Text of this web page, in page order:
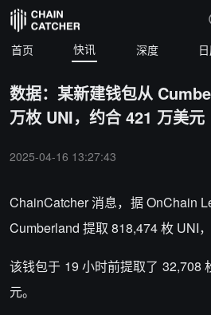
首页 快讯 深度
数据：某新建钱包从
万枚 UNI，约合 421 万美元
2025-04-16 13:27:43
ChainCatcher 消息， 据 OnChain
Cumberland 提取 818,474 枚 UNI
该钱包于 19 小时前提取了 32,708
元。